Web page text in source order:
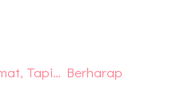
Tapi… Berharap